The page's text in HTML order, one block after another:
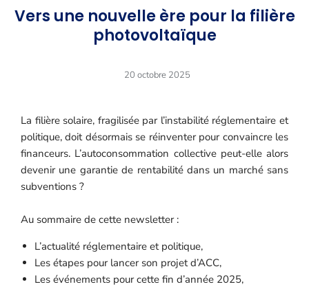
Vers une nouvelle ère pour la filière
photovoltaïque
20 octobre 2025
La filière solaire, fragilisée par l’instabilité réglementaire et
politique, doit désormais se réinventer pour convaincre les
financeurs. L’autoconsommation collective peut-elle alors
devenir une garantie de rentabilité dans un marché sans
subventions ?
Au sommaire de cette newsletter :
L’actualité réglementaire et politique,
Les étapes pour lancer son projet d’ACC,
Les événements pour cette fin d’année 2025,